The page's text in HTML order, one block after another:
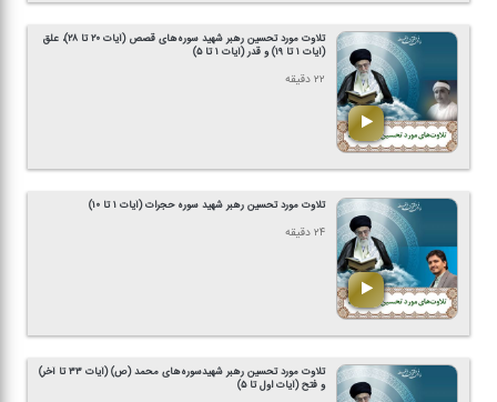
تلاوت مورد تحسین رهبر شهید سوره‌های قصص (آیات ۲۰ تا ۲۸)، علق
(آیات ۱ تا ۱۹) و قدر (آیات ۱ تا ۵)
۲۲ دقیقه
تلاوت مورد تحسین رهبر شهید سوره حجرات (آیات ۱ تا ۱۰)
۲۴ دقیقه
تلاوت مورد تحسین رهبر شهیدسوره‌های محمد (ص) (آیات ۳۳ تا آخر)
و فتح (آیات اول تا ۵)